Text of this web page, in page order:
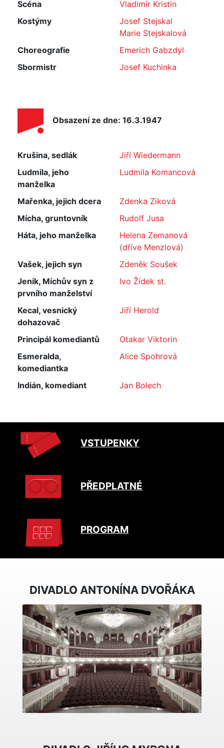
Scéna
Vladimír Kristin
Kostýmy
Josef Stejskal
Marie Stejskalová
Choreografie
Emerich Gabzdyl
Sbormistr
Josef Kuchinka
Obsazení ze dne: 16.3.1947
Krušina, sedlák
Jiří Wiedermann
Ludmila, jeho
manželka
Ludmila Komancová
Mařenka, jejich dcera
Zdenka Ziková
Mícha, gruntovník
Rudolf Jusa
Háta, jeho manželka
Helena Zemanová
(dříve Menzlová)
Vašek, jejich syn
Zdeněk Soušek
Jeník, Míchův syn z
prvního manželství
Ivo Žídek st.
Kecal, vesnický
dohazovač
Jiří Herold
Principál komediantů
Otakar Viktorin
Esmeralda,
komediantka
Alice Spohrová
Indián, komediant Jan Bolech
VSTUPENKY
PŘEDPLATNÉ
PROGRAM
DIVADLO ANTONÍNA DVOŘÁKA